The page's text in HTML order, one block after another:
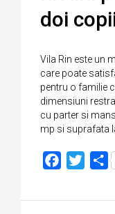
doi
Vila Rin este un
care poate
pentru o familie
dimensiuni
cu parter si
mp si suprafata
Facebook
Twitter